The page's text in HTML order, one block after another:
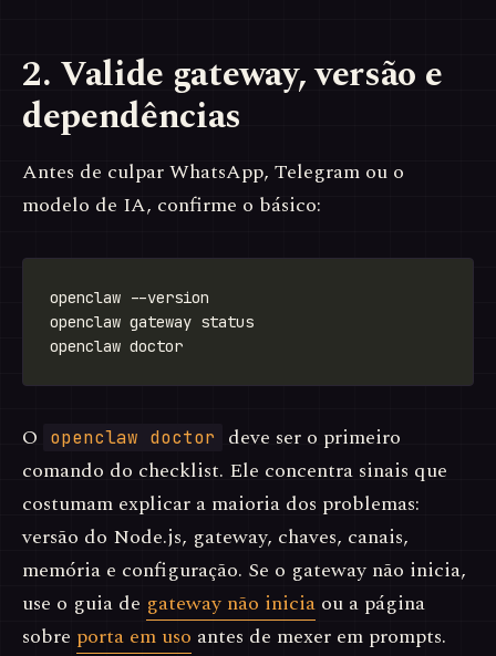
2. Valide gateway, versão e
dependências
Antes de culpar WhatsApp, Telegram ou o
modelo de IA, confirme o básico:
O openclaw doctor
deve ser o primeiro
comando do checklist. Ele concentra sinais que
costumam explicar a maioria dos problemas:
versão do Node.js, gateway, chaves, canais,
memória e configuração. Se o gateway não inicia,
use o guia de gateway não inicia ou a página
sobre porta em uso antes de mexer em prompts.